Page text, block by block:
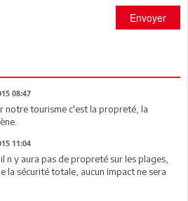
Envoyer
08:47
notre tourisme c'est la propreté, la
11:04
n y aura pas de propreté sur les plages,
la sécurité totale, aucun impact ne sera